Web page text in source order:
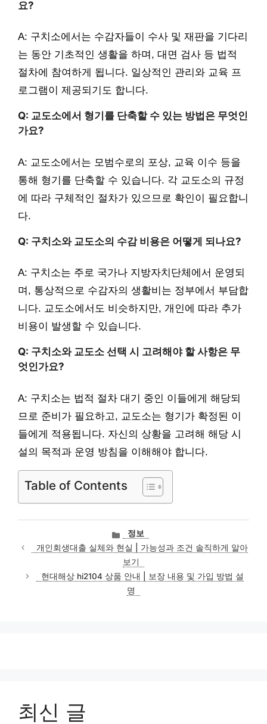
요?
A: 구치소에서는 수감자들이 수사 및 재판을 기다리
는 동안 기초적인 생활을 하며, 대면 검사 등 법적
절차에 참여하게 됩니다. 일상적인 관리와 교육 프
로그램이 제공되기도 합니다.
Q: 교도소에서 형기를 단축할 수 있는 방법은 무엇인
가요?
A: 교도소에서는 모범수로의 포상, 교육 이수 등을
통해 형기를 단축할 수 있습니다. 각 교도소의 규정
에 따라 구체적인 절차가 있으므로 확인이 필요합니
다.
Q: 구치소와 교도소의 수감 비용은 어떻게 되나요?
A: 구치소는 주로 국가나 지방자치단체에서 운영되
며, 통상적으로 수감자의 생활비는 정부에서 부담합
니다. 교도소에서도 비슷하지만, 개인에 따라 추가
비용이 발생할 수 있습니다.
Q: 구치소와 교도소 선택 시 고려해야 할 사항은 무
엇인가요?
A: 구치소는 법적 절차 대기 중인 이들에게 해당되
므로 준비가 필요하고, 교도소는 형기가 확정된 이
들에게 적용됩니다. 자신의 상황을 고려해 해당 시
설의 목적과 운영 방침을 이해해야 합니다.
Table of Contents
카
테
고
리
정보
개인회생대출 실체와 현실 | 가능성과 조건 솔직하게 알아
보기
현대해상 hi2104 상품 안내 | 보장 내용 및 가입 방법 설
명
최신 글